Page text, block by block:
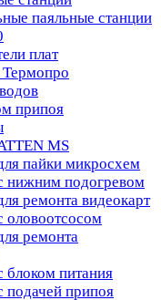
паяльные станции
плат
припоя
MS
пайки микросхем
нижним подогревом
ремонта видеокарт
оловоотсосом
ремонта
блоком питания
подачей припоя